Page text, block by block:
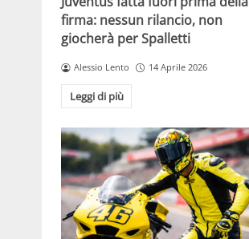
firma: nessun rilancio, non
giocherà per Spalletti
Alessio Lento 14 Aprile 2026
Leggi di più